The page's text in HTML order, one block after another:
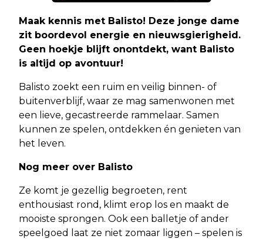
Maak kennis met Balisto! Deze jonge dame
zit boordevol energie en nieuwsgierigheid.
Geen hoekje blijft onontdekt, want Balisto
is altijd op avontuur!
Balisto zoekt een ruim en veilig binnen- of
buitenverblijf, waar ze mag samenwonen met
een lieve, gecastreerde rammelaar. Samen
kunnen ze spelen, ontdekken én genieten van
het leven.
Nog meer over Balisto
Ze komt je gezellig begroeten, rent
enthousiast rond, klimt erop los en maakt de
mooiste sprongen. Ook een balletje of ander
speelgoed laat ze niet zomaar liggen – spelen is